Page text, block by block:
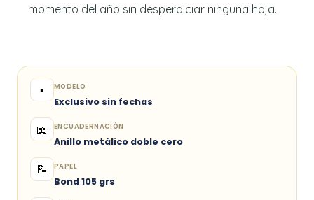
momento del año sin desperdiciar ninguna hoja.
▪️ MODELO
Exclusivo sin fechas
📖 ENCUADERNACIÓN
Anillo metálico doble cero
📝 PAPEL
Bond 105 grs